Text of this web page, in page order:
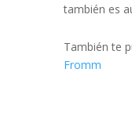
también es
También te
Fromm